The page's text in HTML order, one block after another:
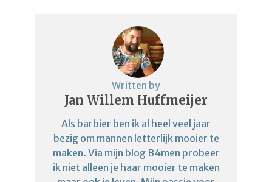
Written by
Jan Willem Huffmeijer
Als barbier ben ik al heel veel jaar
bezig om mannen letterlijk mooier te
maken. Via mijn blog B4men probeer
ik niet alleen je haar mooier te maken